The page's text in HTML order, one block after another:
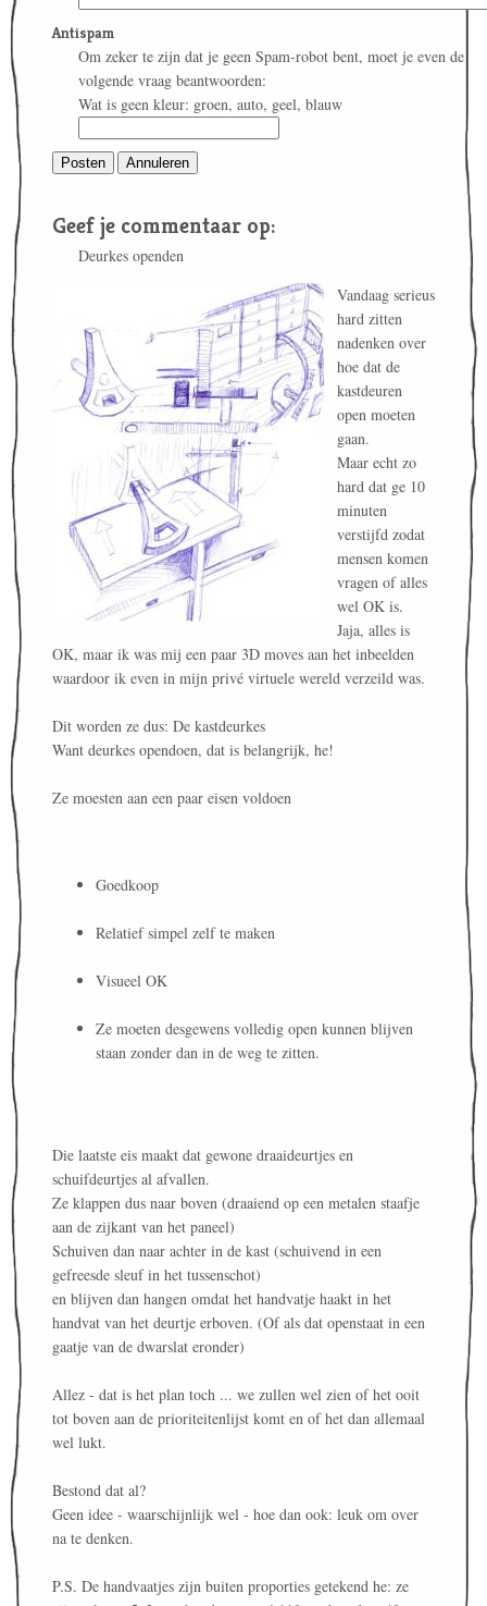
Antispam
Om zeker te zijn dat je geen Spam-robot bent, moet je even de
volgende vraag beantwoorden:
Wat is geen kleur: groen, auto, geel, blauw
Geef je commentaar op:
Deurkes openden
Vandaag serieus
hard zitten
nadenken over
hoe dat de
kastdeuren
open moeten
gaan.
Maar echt zo
hard dat ge 10
minuten
verstijfd zodat
mensen komen
vragen of alles
wel OK is.
Jaja, alles is
OK, maar ik was mij een paar 3D moves aan het inbeelden
waardoor ik even in mijn privé virtuele wereld verzeild was.
Dit worden ze dus: De kastdeurkes
Want deurkes opendoen, dat is belangrijk, he!
Ze moesten aan een paar eisen voldoen
Goedkoop
Relatief simpel zelf te maken
Visueel OK
Ze moeten desgewens volledig open kunnen blijven
staan zonder dan in de weg te zitten.
Die laatste eis maakt dat gewone draaideurtjes en
schuifdeurtjes al afvallen.
Ze klappen dus naar boven (draaiend op een metalen staafje
aan de zijkant van het paneel)
Schuiven dan naar achter in de kast (schuivend in een
gefreesde sleuf in het tussenschot)
en blijven dan hangen omdat het handvatje haakt in het
handvat van het deurtje erboven. (Of als dat openstaat in een
gaatje van de dwarslat eronder)
Allez - dat is het plan toch ... we zullen wel zien of het ooit
tot boven aan de prioriteitenlijst komt en of het dan allemaal
wel lukt.
Bestond dat al?
Geen idee - waarschijnlijk wel - hoe dan ook: leuk om over
na te denken.
P.S. De handvaatjes zijn buiten proporties getekend he: ze